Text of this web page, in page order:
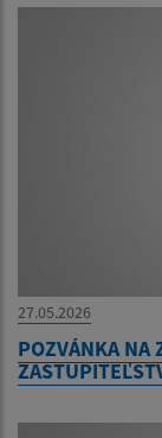
27.05.2026
POZVÁNKA NA